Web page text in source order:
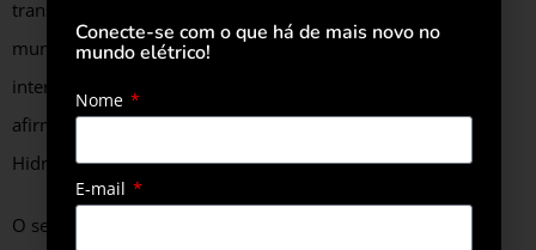
transição energética global. Não podemos perder tempo, o
mundo não vai esperar que resolvamos nossos entraves
internos para se mover em direção à descarbonização”,
afirma a CEO da Associação Brasileira da Indústria do
Hidrogênio Verde (ABIHV), Fernanda Delgado.
O setor de infraestrutura aponta ainda a necessidade de
Conecte-se com o que há de mais novo no
mundo elétrico!
Nome
E-mail